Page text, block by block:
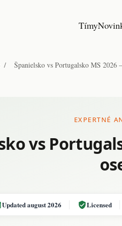
Tímy
/ Španielsko vs Portugalsko MS 2026
EXPERTNÉ
vs
Updated august 2026 Licensed